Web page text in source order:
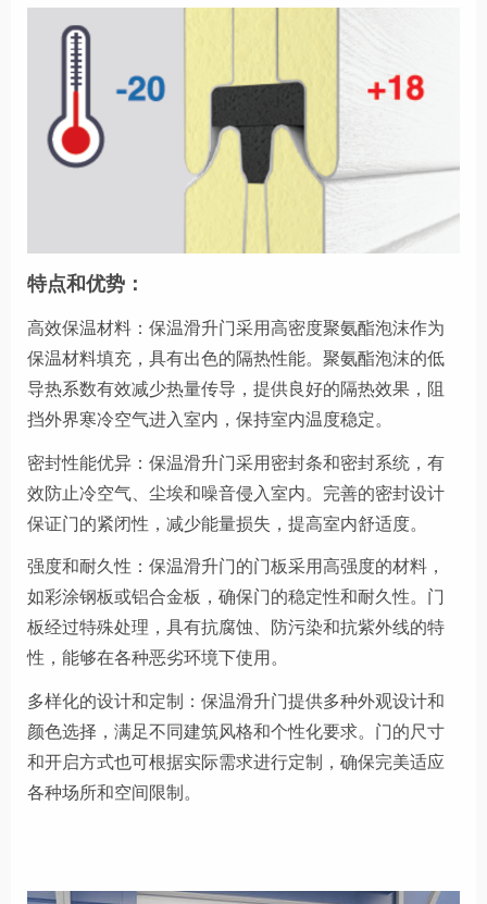
特点和优势：
高效保温材料：保温滑升门采用高密度聚氨酯泡沫作为
保温材料填充，具有出色的隔热性能。聚氨酯泡沫的低
导热系数有效减少热量传导，提供良好的隔热效果，阻
挡外界寒冷空气进入室内，保持室内温度稳定。
密封性能优异：保温滑升门采用密封条和密封系统，有
效防止冷空气、尘埃和噪音侵入室内。完善的密封设计
保证门的紧闭性，减少能量损失，提高室内舒适度。
强度和耐久性：保温滑升门的门板采用高强度的材料，
如彩涂钢板或铝合金板，确保门的稳定性和耐久性。门
板经过特殊处理，具有抗腐蚀、防污染和抗紫外线的特
性，能够在各种恶劣环境下使用。
多样化的设计和定制：保温滑升门提供多种外观设计和
颜色选择，满足不同建筑风格和个性化要求。门的尺寸
和开启方式也可根据实际需求进行定制，确保完美适应
各种场所和空间限制。